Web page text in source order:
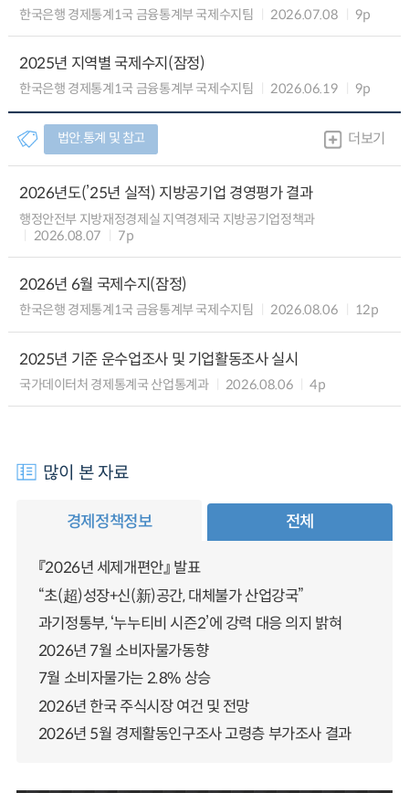
한국은행 경제통계1국 금융통계부 국제수지팀 2026.07.08 9p
2025년 지역별 국제수지(잠정)
한국은행 경제통계1국 금융통계부 국제수지팀 2026.06.19 9p
법안.통계 및 참고 더보기
2026년도(’25년 실적) 지방공기업 경영평가 결과
행정안전부 지방재정경제실 지역경제국 지방공기업정책과
2026.08.07
7p
2026년 6월 국제수지(잠정)
한국은행 경제통계1국 금융통계부 국제수지팀 2026.08.06 12p
2025년 기준 운수업조사 및 기업활동조사 실시
국가데이터처 경제통계국 산업통계과 2026.08.06 4p
많이 본 자료
경제정책정보 전체
『2026년 세제개편안』 발표
“초(超)성장+신(新)공간, 대체불가 산업강국”
과기정통부, ‘누누티비 시즌2’에 강력 대응 의지 밝혀
2026년 7월 소비자물가동향
7월 소비자물가는 2.8% 상승
2026년 한국 주식시장 여건 및 전망
2026년 5월 경제활동인구조사 고령층 부가조사 결과